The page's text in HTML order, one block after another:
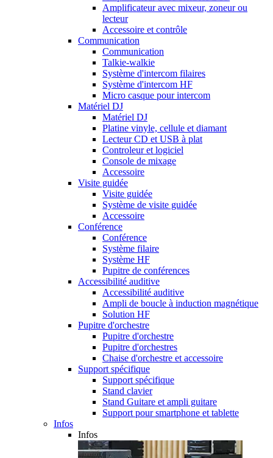
Amplificateur avec mixeur, zoneur ou
lecteur
Accessoire et contrôle
Communication
Communication
Talkie-walkie
Système d'intercom filaires
Système d'intercom HF
Micro casque pour intercom
Matériel DJ
Matériel DJ
Platine vinyle, cellule et diamant
Lecteur CD et USB à plat
Controleur et logiciel
Console de mixage
Accessoire
Visite guidée
Visite guidée
Système de visite guidée
Accessoire
Conférence
Conférence
Système filaire
Système HF
Pupitre de conférences
Accessibilité auditive
Accessibilité auditive
Ampli de boucle à induction magnétique
Solution HF
Pupitre d'orchestre
Pupitre d'orchestre
Pupitre d'orchestres
Chaise d'orchestre et accessoire
Support spécifique
Support spécifique
Stand clavier
Stand Guitare et ampli guitare
Support pour smartphone et tablette
Infos
Infos